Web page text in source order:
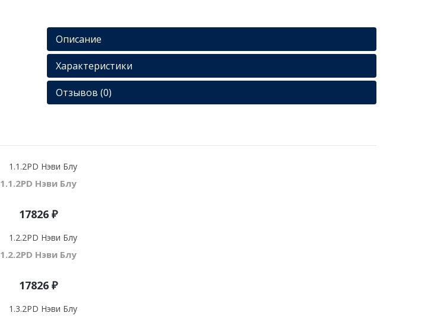
Описание
Характеристики
Отзывов (0)
1.1.2PD Нэви Блу
17826 ₽
1.2.2PD Нэви Блу
17826 ₽